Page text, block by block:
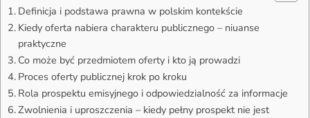
Definicja i podstawa prawna w polskim kontekście
Kiedy oferta nabiera charakteru publicznego – niuanse
praktyczne
Co może być przedmiotem oferty i kto ją prowadzi
Proces oferty publicznej krok po kroku
Rola prospektu emisyjnego i odpowiedzialność za informacje
Zwolnienia i uproszczenia – kiedy pełny prospekt nie jest